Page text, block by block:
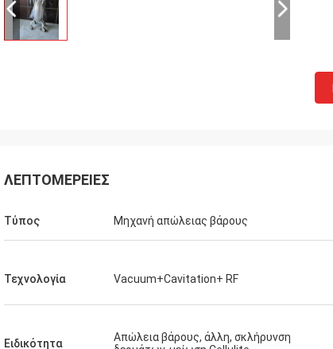
ΛΕΠΤΟΜΈΡΕΙΕΣ
Τύπος Μηχανή απώλειας βάρους
Τεχνολογία Vacuum+Cavitation+ RF
Ειδικότητα
Απώλεια βάρους, άλλη, σκλήρυνση